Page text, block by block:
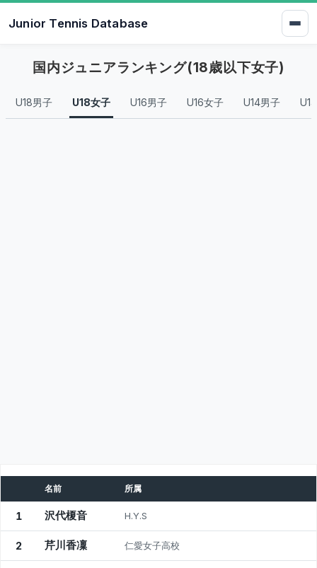
Junior Tennis Database
国内ジュニアランキング(18歳以下女子)
U18男子 U18女子 U16男子 U16女子 U14男子
名前 所属
1 沢代榎音 H.Y.S
2 芹川香凜 仁愛女子高校